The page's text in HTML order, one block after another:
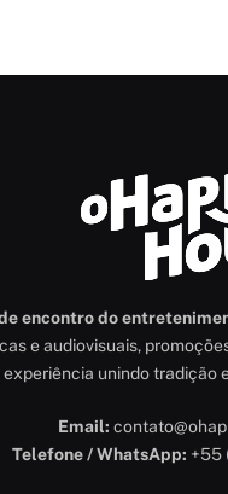
encontro do
e audiovisuais,
experiência unindo
Email:
Telefone / WhatsApp: +55